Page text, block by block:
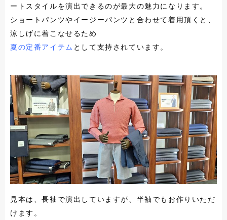
ートスタイルを演出できるのが最大の魅力になります。
ショートパンツやイージーパンツと合わせて着用頂くと、
涼しげに着こなせるため
夏の定番アイテム として支持されています。
見本は、長袖で演出していますが、半袖でもお作りいただ
けます。